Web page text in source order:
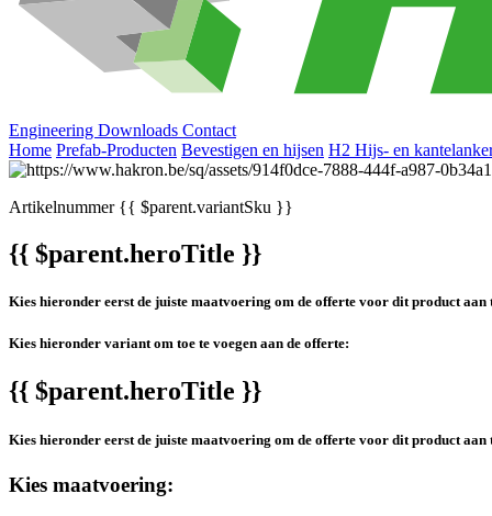
Engineering Downloads Contact
Home Prefab-Producten Bevestigen en hijsen H2 Hijs- en
Artikelnummer{{ $parent.variantSku }}
{{ $parent.heroTitle }}
Kies hieronder eerst de juiste maatvoering om de offerte voor dit product aan
Kies hieronder variant om toe te voegen aan de offerte:
{{ $parent.heroTitle }}
Kies hieronder eerst de juiste maatvoering om de offerte voor dit product aan
Kies maatvoering: